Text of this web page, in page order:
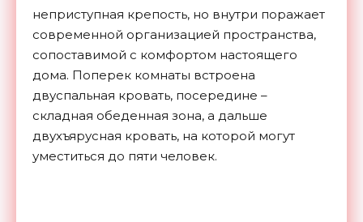
неприступная крепость, но внутри поражает
современной организацией пространства,
сопоставимой с комфортом настоящего
дома. Поперек комнаты встроена
двуспальная кровать, посередине –
складная обеденная зона, а дальше
двухъярусная кровать, на которой могут
уместиться до пяти человек.